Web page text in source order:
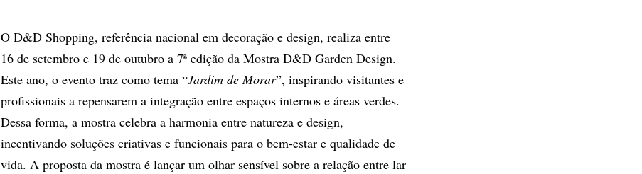
O D&D Shopping, referência nacional em decoração e design, realiza entre
16 de setembro e 19 de outubro a 7ª edição da Mostra D&D Garden Design.
Este ano, o evento traz como tema “Jardim de Morar”, inspirando visitantes e
profissionais a repensarem a integração entre espaços internos e áreas verdes.
Dessa forma, a mostra celebra a harmonia entre natureza e design,
incentivando soluções criativas e funcionais para o bem-estar e qualidade de
vida. A proposta da mostra é lançar um olhar sensível sobre a relação entre lar